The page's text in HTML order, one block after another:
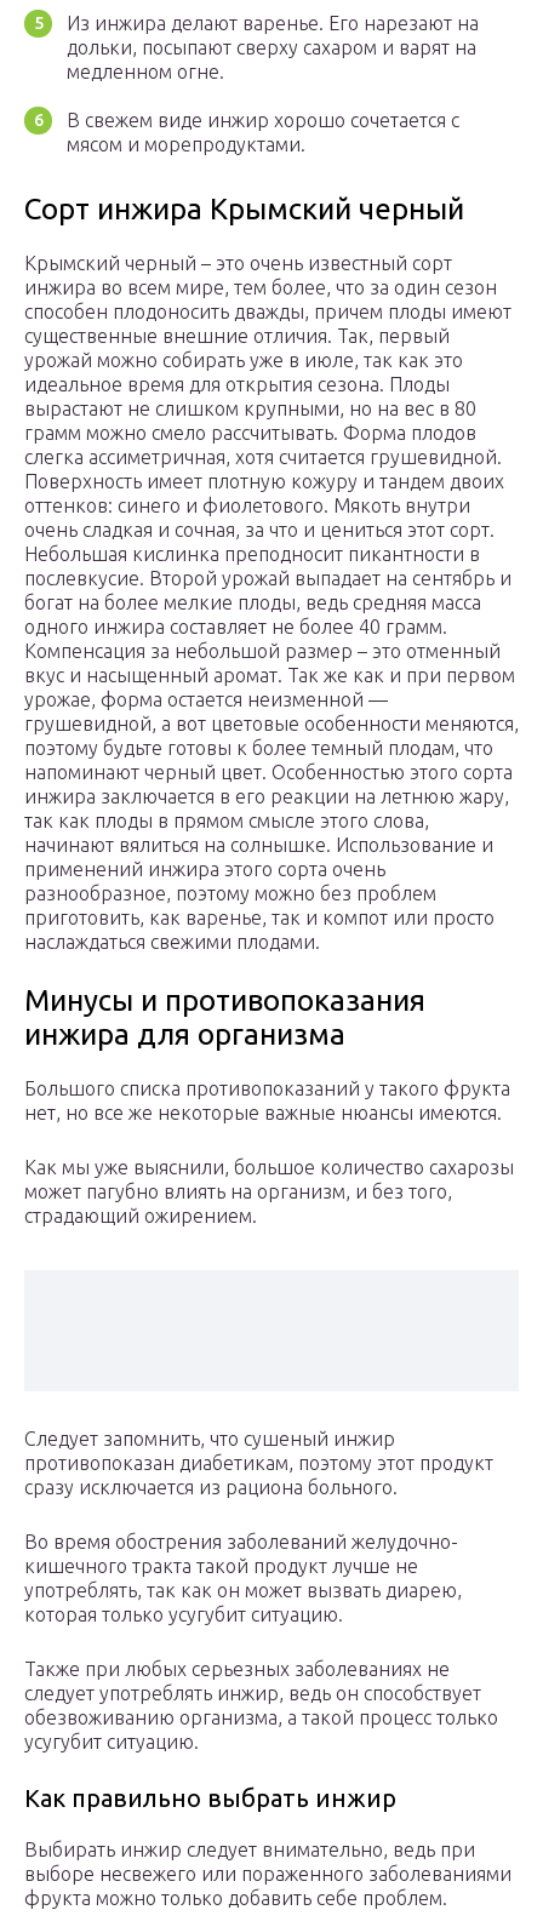
Из инжира делают варенье. Его нарезают на
дольки, посыпают сверху сахаром и варят на
медленном огне.
В свежем виде инжир хорошо сочетается с
мясом и морепродуктами.
Сорт инжира Крымский черный
Крымский черный – это очень известный сорт
инжира во всем мире, тем более, что за один сезон
способен плодоносить дважды, причем плоды имеют
существенные внешние отличия. Так, первый
урожай можно собирать уже в июле, так как это
идеальное время для открытия сезона. Плоды
вырастают не слишком крупными, но на вес в 80
грамм можно смело рассчитывать. Форма плодов
слегка ассиметричная, хотя считается грушевидной.
Поверхность имеет плотную кожуру и тандем двоих
оттенков: синего и фиолетового. Мякоть внутри
очень сладкая и сочная, за что и цениться этот сорт.
Небольшая кислинка преподносит пикантности в
послевкусие. Второй урожай выпадает на сентябрь и
богат на более мелкие плоды, ведь средняя масса
одного инжира составляет не более 40 грамм.
Компенсация за небольшой размер – это отменный
вкус и насыщенный аромат. Так же как и при первом
урожае, форма остается неизменной —
грушевидной, а вот цветовые особенности меняются,
поэтому будьте готовы к более темный плодам, что
напоминают черный цвет. Особенностью этого сорта
инжира заключается в его реакции на летнюю жару,
так как плоды в прямом смысле этого слова,
начинают вялиться на солнышке. Использование и
применений инжира этого сорта очень
разнообразное, поэтому можно без проблем
приготовить, как варенье, так и компот или просто
наслаждаться свежими плодами.
Минусы и противопоказания
инжира для организма
Большого списка противопоказаний у такого фрукта
нет, но все же некоторые важные нюансы имеются.
Как мы уже выяснили, большое количество сахарозы
может пагубно влиять на организм, и без того,
страдающий ожирением.
Следует запомнить, что сушеный инжир
противопоказан диабетикам, поэтому этот продукт
сразу исключается из рациона больного.
Во время обострения заболеваний желудочно-
кишечного тракта такой продукт лучше не
употреблять, так как он может вызвать диарею,
которая только усугубит ситуацию.
Также при любых серьезных заболеваниях не
следует употреблять инжир, ведь он способствует
обезвоживанию организма, а такой процесс только
усугубит ситуацию.
Как правильно выбрать инжир
Выбирать инжир следует внимательно, ведь при
выборе несвежего или пораженного заболеваниями
фрукта можно только добавить себе проблем.